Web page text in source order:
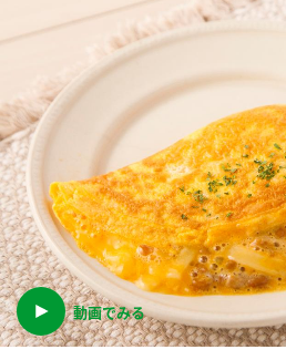
酢
お酢ドリンク
みりん風・料理酒
つゆ
新商品一覧
キャンペーン情報
ブランド・スペシャルサイト
ブランド・スペシャルサイト トップ
商品ブランドサイト
Fibee（ファイビー）
くらしプラ酢
企業情報
国内事業概要
動画でみる